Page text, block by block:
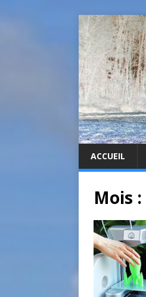
ACCUEIL
Mois :